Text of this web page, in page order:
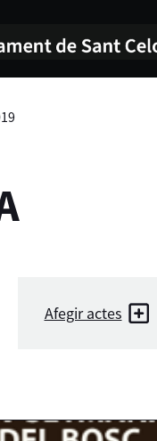
Afegir actes